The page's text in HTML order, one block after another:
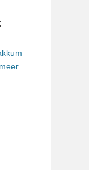
–